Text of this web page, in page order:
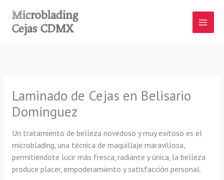
contenido
Laminado de Cejas en Belisario
Dominguez
Un tratamiento de belleza novedoso y muy exitoso es el
microblading, una técnica de maquillaje maravillosa,
permitiéndote lucir más fresca, radiante y única, la belleza
produce placer, empoderamiento y satisfacción personal.